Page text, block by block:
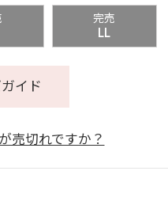
完売
LL
イド
売切れですか？